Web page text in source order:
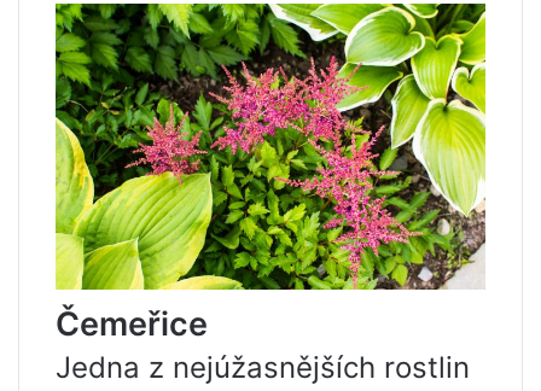
Čemeřice
Jedna z nejúžasnějších rostlin